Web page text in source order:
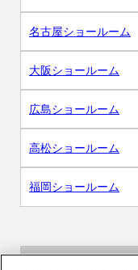
名古屋ショールーム
大阪ショールーム
広島ショールーム
高松ショールーム
福岡ショールーム